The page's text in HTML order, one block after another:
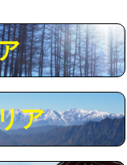
円
円
ア